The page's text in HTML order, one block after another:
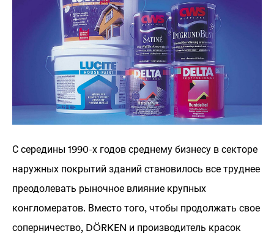
С середины 1990-х годов среднему бизнесу в секторе
наружных покрытий зданий становилось все труднее
преодолевать рыночное влияние крупных
конгломератов. Вместо того, чтобы продолжать свое
соперничество, DÖRKEN и производитель красок